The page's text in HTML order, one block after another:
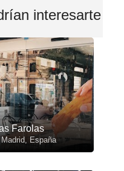
interesarte
Farolas
España